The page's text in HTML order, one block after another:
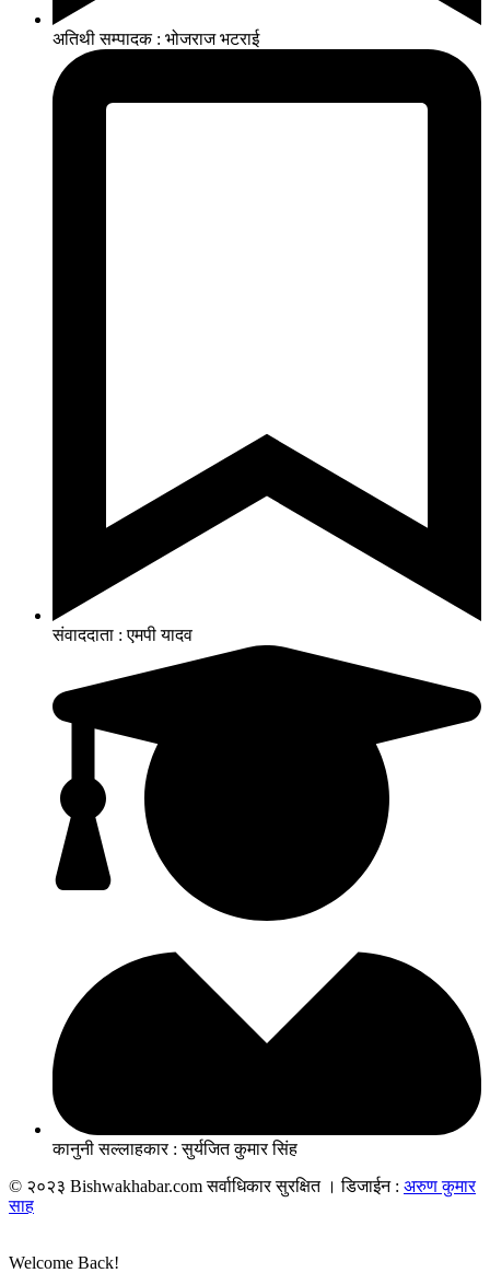
अतिथी सम्पादक : भोजराज भटराई
संवाददाता : एमपी यादव
कानुनी सल्लाहकार : सुर्यजित कुमार सिंह
© २०२३ Bishwakhabar.com सर्वाधिकार सुरक्षित । डिजाईन : अरुण कुमार
साह
Welcome Back!